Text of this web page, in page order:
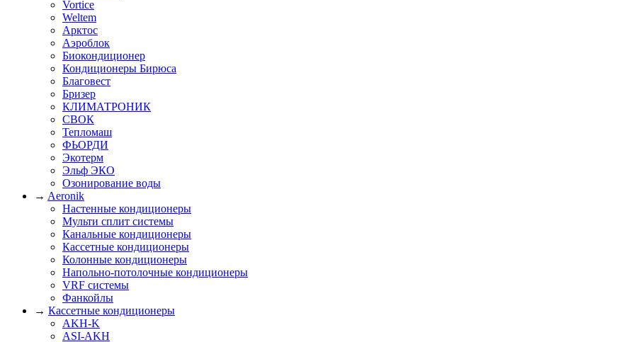
Vortice
Weltem
Арктос
Аэроблок
Биокондиционер
Кондиционеры Бирюса
Благовест
Бризер
КЛИМАТРОНИК
СВОК
Тепломаш
ФЬОРДИ
Экотерм
Эльф ЭКО
Озонирование воды
→ Aeronik
Настенные кондиционеры
Мульти сплит системы
Канальные кондиционеры
Кассетные кондиционеры
Колонные кондиционеры
Напольно-потолочные кондиционеры
VRF системы
Фанкойлы
→ Кассетные кондиционеры
AKH-K
ASI-AKH